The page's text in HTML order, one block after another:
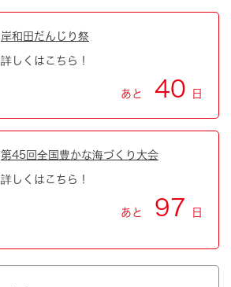
岸和田だんじり祭
詳しくはこちら！
あと 40 日
第45回全国豊かな海づくり大会
詳しくはこちら！
あと 97 日